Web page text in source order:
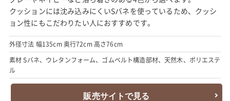
クッションには沈み込みにくいSバネを使っているため、クッシ
ョン性にもこだわりたい人におすすめです。
外径寸法 幅135cm 奥行72cm 高さ76cm
素材 Sバネ、ウレタンフォーム、ゴムベルト構造部材、天然木、ポリエステ
ル
販売サイトで見る